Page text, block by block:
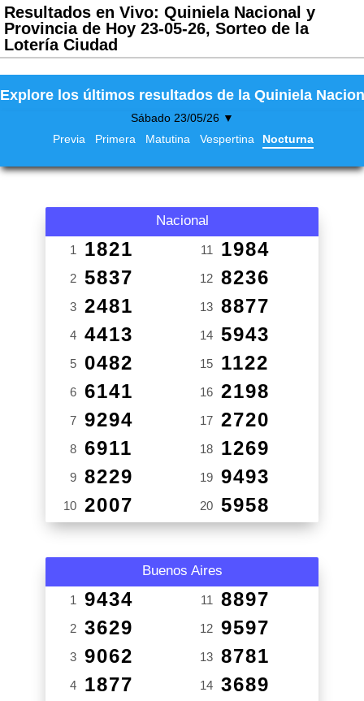
Resultados en Vivo: Quiniela Nacional y
Provincia de Hoy 23-05-26, Sorteo de la
Lotería Ciudad
Explore los últimos resultados de la Quiniela
Sábado 23/05/26 ▼
Previa
Primera Matutina Vespertina Nocturna
Nacional
1 1821
2 5837
3 2481
4 4413
5 0482
6 6141
7 9294
8 6911
9 8229
10 2007
11 1984
12 8236
13 8877
14 5943
15 1122
16 2198
17 2720
18 1269
19 9493
20 5958
Buenos Aires
1 9434
2 3629
3 9062
4 1877
11 8897
12 9597
13 8781
14 3689